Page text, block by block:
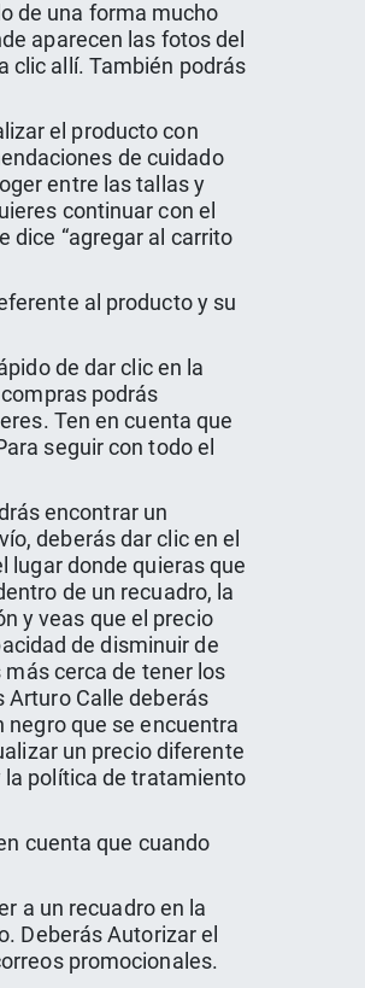
de una forma mucho
aparecen las fotos del
clic allí. También podrás
el producto con
de cuidado
entre las tallas y
continuar con el
dice “agregar al carrito
al producto y su
de dar clic en la
podrás
Ten en cuenta que
seguir con todo el
encontrar un
deberás dar clic en el
lugar donde quieras que
de un recuadro, la
y veas que el precio
de disminuir de
cerca de tener los
Arturo Calle deberás
negro que se encuentra
un precio diferente
la política de tratamiento
cuenta que cuando
a un recuadro en la
Deberás Autorizar el
promocionales.